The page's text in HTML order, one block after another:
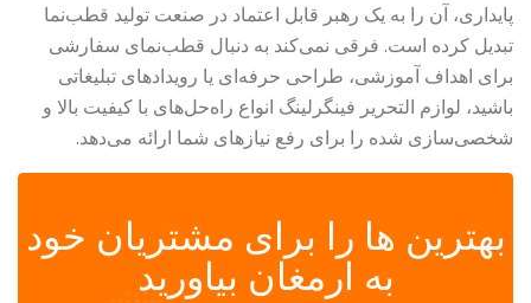
پایداری، آن را به یک رهبر قابل اعتماد در صنعت تولید قطب‌نما
تبدیل کرده است. فرقی نمی‌کند به دنبال قطب‌نمای سفارشی
برای اهداف آموزشی، طراحی حرفه‌ای یا رویدادهای تبلیغاتی
باشید، لوازم التحریر فینگرلینگ انواع راه‌حل‌های با کیفیت بالا و
شخصی‌سازی شده را برای رفع نیازهای شما ارائه می‌دهد.
بهترین ها را برای مشتریان خود
به ارمغان بیاورید